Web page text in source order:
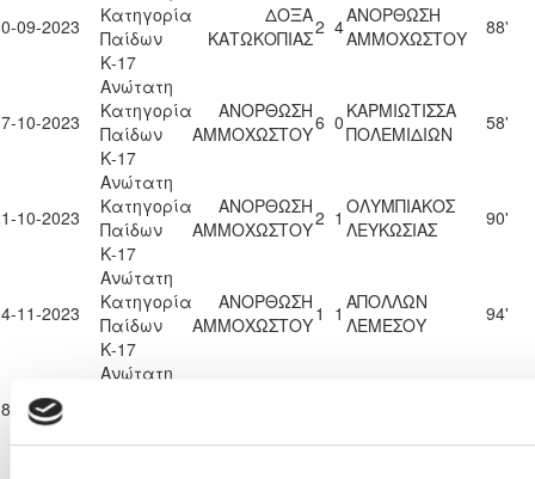
09-2023
Κατηγορία
Παίδων
Κ-17
ΔΟΞΑ
ΚΑΤΩΚΟΠΙΑΣ2 4ΑΝΟΡΘΩΣΗ
ΑΜΜΟΧΩΣΤΟΥ
88'
10-2023
Ανώτατη
Κατηγορία
Παίδων
Κ-17
ΑΝΟΡΘΩΣΗ
ΑΜΜΟΧΩΣΤΟΥ6 0 ΚΑΡΜΙΩΤΙΣΣΑ
ΠΟΛΕΜΙΔΙΩΝ
58'
10-2023
Ανώτατη
Κατηγορία
Παίδων
Κ-17
ΑΝΟΡΘΩΣΗ
ΑΜΜΟΧΩΣΤΟΥ2 1 ΟΛΥΜΠΙΑΚΟΣ
ΛΕΥΚΩΣΙΑΣ
90'
11-2023
Ανώτατη
Κατηγορία
Παίδων
Κ-17
ΑΝΟΡΘΩΣΗ
ΑΜΜΟΧΩΣΤΟΥ1 1 ΑΠΟΛΛΩΝ
ΛΕΜΕΣΟΥ
94'
11-2023
Ανώτατη
Κ-17